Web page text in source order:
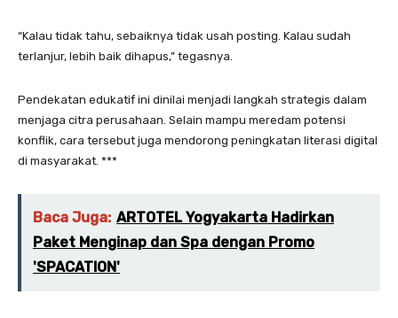
“Kalau tidak tahu, sebaiknya tidak usah posting. Kalau sudah
terlanjur, lebih baik dihapus,” tegasnya.
Pendekatan edukatif ini dinilai menjadi langkah strategis dalam
menjaga citra perusahaan. Selain mampu meredam potensi
konflik, cara tersebut juga mendorong peningkatan literasi digital
di masyarakat. ***
Baca Juga: ARTOTEL Yogyakarta Hadirkan
Paket Menginap dan Spa dengan Promo
'SPACATION'